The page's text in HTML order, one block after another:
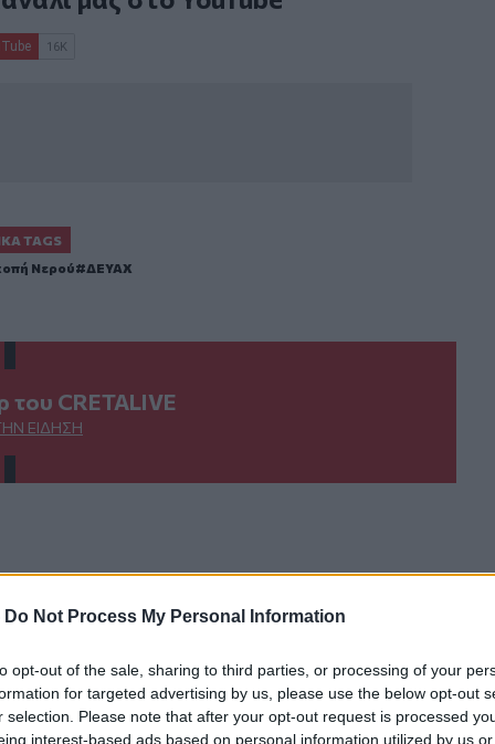
Do Not Process My Personal Information
opt-out of the sale, sharing to third parties, or processing of your
for targeted advertising by us, please use the below opt-out
selection. Please note that after your opt-out request is processed
interest-based ads based on personal information utilized by us
TAGS
Νερού ΔΕΥΑΧ
του CRETALIVE
ΕΊΔΗΣΗ
σημείο
από δύσβατο σημείο
Άγιος Νικόλαος: Πρόσκληση συμμετοχής στα
Άγιος Νικόλαος: Πρόσκληση
Άγιος Νικόλαος: Πρόσκληση
Μαγειρέματα»